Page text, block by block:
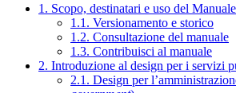
1. Scopo, destinatari e uso del
1.1. Versionamento e storico
1.2. Consultazione del manuale
1.3. Contribuisci al manuale
2. Introduzione al design per i servizi
2.1. Design per